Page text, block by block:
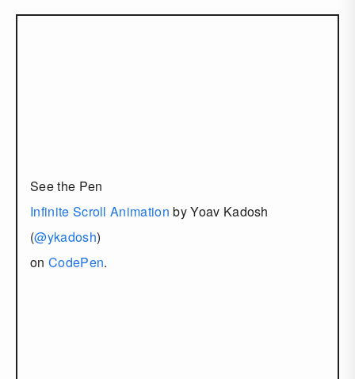
See the Pen
Infinite Scroll Animation by Yoav Kadosh
(@ykadosh)
on CodePen.